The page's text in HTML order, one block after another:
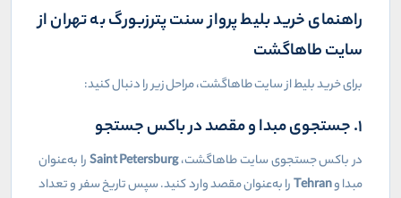
راهنمای خرید بلیط پرواز سنت پترزبورگ به تهران از
سایت طاهاگشت
برای خرید بلیط از سایت طاهاگشت، مراحل زیر را دنبال کنید:
۱. جستجوی مبدا و مقصد در باکس جستجو
در باکس جستجوی سایت طاهاگشت،Saint Petersburgرا به‌عنوان
مبدا وTehranرا به‌عنوان مقصد وارد کنید. سپس تاریخ سفر و تعداد